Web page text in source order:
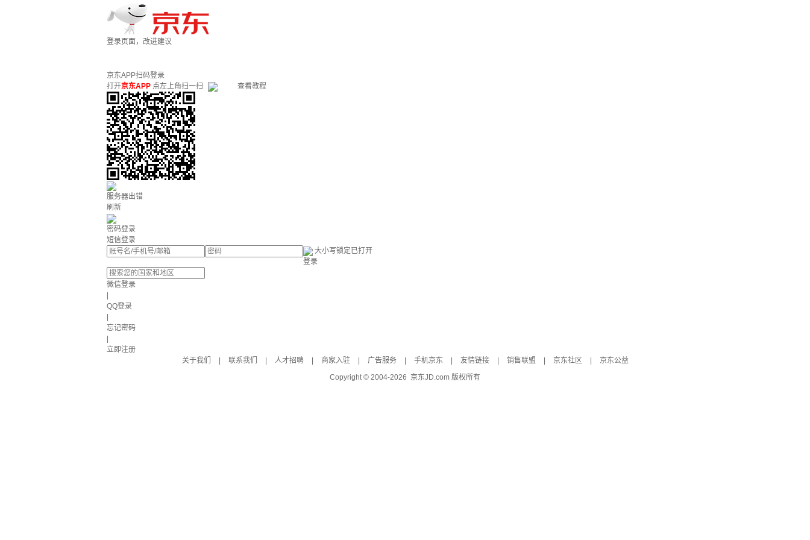
登录页面，改进建议
京东APP扫码登录
打开京东APP 点左上角扫一扫 查看教程
服务器出错
刷新
密码登录
短信登录
大小写锁定已打开
登录
微信登录
QQ登录
忘记密码
立即注册
关于我们
联系我们 人才招聘 商家入驻 广告服务 手机京东 友情链接 销售联盟 京东社区
京东公益
Copyright © 2004-2026 京东JD.com 版权所有